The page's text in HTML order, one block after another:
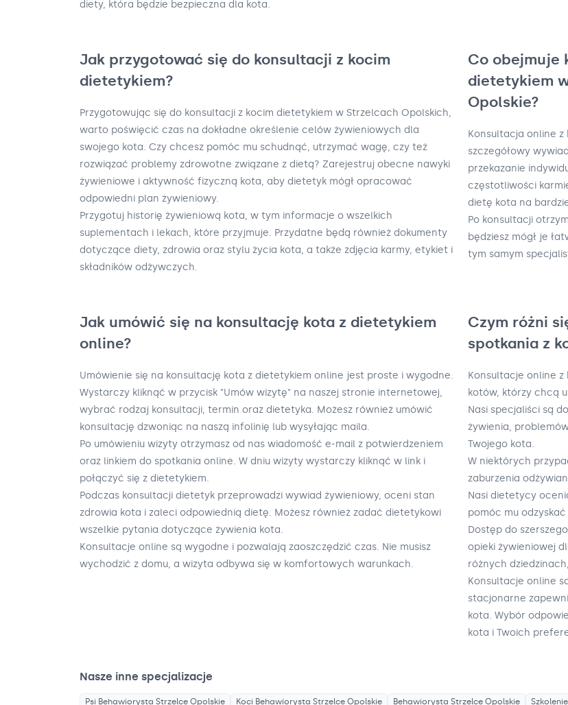
diety, która będzie bezpieczna dla kota.
Jak przygotować się do konsultacji z kocim
dietetykiem?
Przygotowując się do konsultacji z kocim dietetykiem w Strzelcach Opolskich,
warto poświęcić czas na dokładne określenie celów żywieniowych dla
swojego kota. Czy chcesz pomóc mu schudnąć, utrzymać wagę, czy też
rozwiązać problemy zdrowotne związane z dietą? Zarejestruj obecne nawyki
żywieniowe i aktywność fizyczną kota, aby dietetyk mógł opracować
odpowiedni plan żywieniowy.
Przygotuj historię żywieniową kota, w tym informacje o wszelkich
suplementach i lekach, które przyjmuje. Przydatne będą również dokumenty
dotyczące diety, zdrowia oraz stylu życia kota, a także zdjęcia karmy, etykiet i
składników odżywczych.
Co obejmuje
dietetykiem
Opolskie?
Konsultacja online
szczegółowy
przekazanie
częstotliwości
dietę kota na
Po konsultacji
będziesz mógł je
tym samym
Jak umówić się na konsultację kota z dietetykiem
online?
Umówienie się na konsultację kota z dietetykiem online jest proste i wygodne.
Wystarczy kliknąć w przycisk "Umów wizytę" na naszej stronie internetowej,
wybrać rodzaj konsultacji, termin oraz dietetyka. Możesz również umówić
konsultację dzwoniąc na naszą infolinię lub wysyłając maila.
Po umówieniu wizyty otrzymasz od nas wiadomość e-mail z potwierdzeniem
oraz linkiem do spotkania online. W dniu wizyty wystarczy kliknąć w link i
połączyć się z dietetykiem.
Podczas konsultacji dietetyk przeprowadzi wywiad żywieniowy, oceni stan
zdrowia kota i zaleci odpowiednią dietę. Możesz również zadać dietetykowi
wszelkie pytania dotyczące żywienia kota.
Konsultacje online są wygodne i pozwalają zaoszczędzić czas. Nie musisz
wychodzić z domu, a wizyta odbywa się w komfortowych warunkach.
Czym różni
spotkania z
Konsultacje online
kotów, którzy chcą
Nasi specjaliści są
żywienia,
Twojego kota.
W niektórych
zaburzenia
Nasi dietetycy
pomóc mu
Dostęp do
opieki żywieniowej
różnych
Konsultacje online
stacjonarne
kota. Wybór
kota i Twoich
Nasze inne specjalizacje
Psi Behawiorysta Strzelce Opolskie Koci Behawiorysta Strzelce Opolskie Behawiorysta Strzelce Opolskie